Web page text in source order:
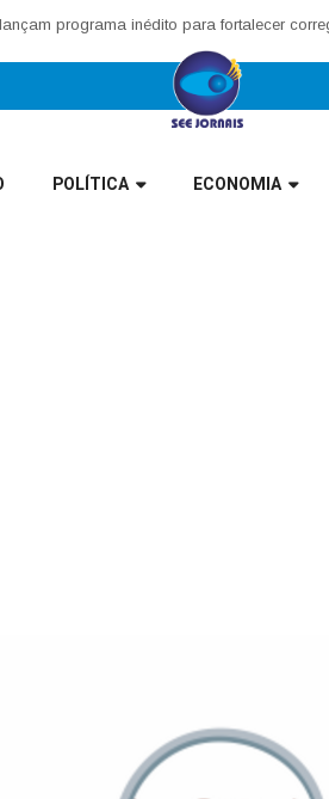
programa inédito para fortalecer
POLÍTICA ECONOMIA